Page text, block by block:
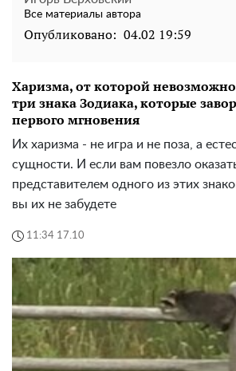
Все материалы автора
Опубликовано: 04.02 19:59
Харизма, от которой невозможно
три знака Зодиака, которые
первого мгновения
Их харизма - не игра и не поза, а
сущности. И если вам повезло
представителем одного из этих
вы их не забудете
11:34 17.10